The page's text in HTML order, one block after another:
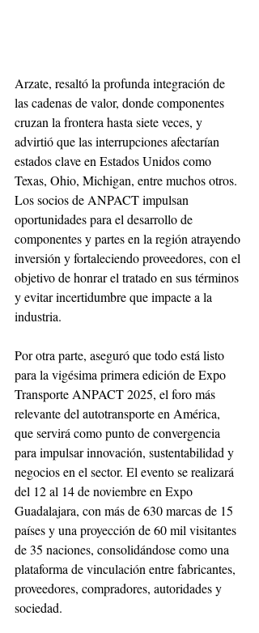
Arzate, resaltó la profunda integración de
las cadenas de valor, donde componentes
cruzan la frontera hasta siete veces, y
advirtió que las interrupciones afectarían
estados clave en Estados Unidos como
Texas, Ohio, Michigan, entre muchos otros.
Los socios de ANPACT impulsan
oportunidades para el desarrollo de
componentes y partes en la región atrayendo
inversión y fortaleciendo proveedores, con el
objetivo de honrar el tratado en sus términos
y evitar incertidumbre que impacte a la
industria.
Por otra parte, aseguró que todo está listo
para la vigésima primera edición de Expo
Transporte ANPACT 2025, el foro más
relevante del autotransporte en América,
que servirá como punto de convergencia
para impulsar innovación, sustentabilidad y
negocios en el sector. El evento se realizará
del 12 al 14 de noviembre en Expo
Guadalajara, con más de 630 marcas de 15
países y una proyección de 60 mil visitantes
de 35 naciones, consolidándose como una
plataforma de vinculación entre fabricantes,
proveedores, compradores, autoridades y
sociedad.